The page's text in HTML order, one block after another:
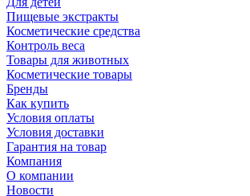
Пищевые экстракты
Косметические средства
Контроль веса
Товары для животных
Косметические товары
Бренды
Как купить
Условия оплаты
Условия доставки
Гарантия на товар
Компания
О компании
Новости